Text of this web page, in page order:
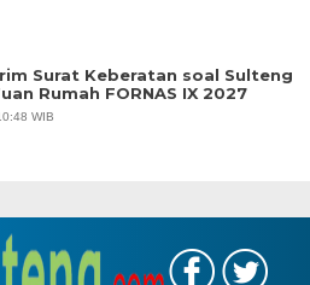
Surat Keberatan soal Sulteng
Rumah FORNAS IX 2027
WIB